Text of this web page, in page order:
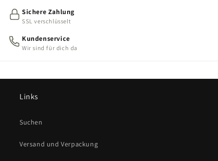
Sichere Zahlung
SSL verschlüsselt
Kundenservice
Wir sind für dich da
Links
Suchen
Versand und Verpackung